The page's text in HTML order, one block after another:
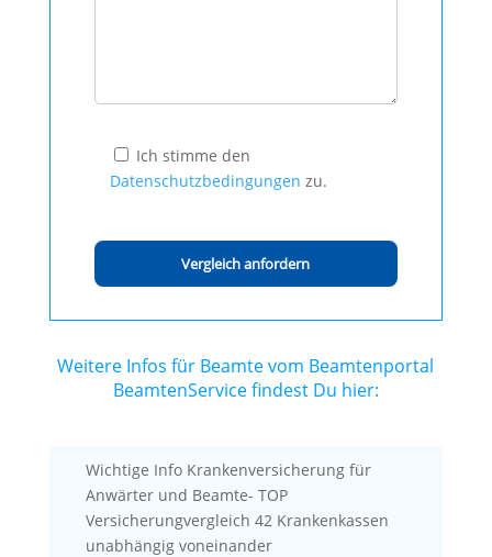
Ich stimme den
Datenschutzbedingungen zu.
Weitere Infos für Beamte vom Beamtenportal
BeamtenService findest Du hier:
Wichtige Info Krankenversicherung für
Anwärter und Beamte- TOP
Versicherungvergleich 42 Krankenkassen
unabhängig voneinander